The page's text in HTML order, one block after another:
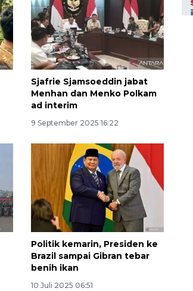
Sjafrie Sjamsoeddin jabat
Menhan dan Menko Polkam
ad interim
9 September 2025 16:22
Politik kemarin, Presiden ke
Brazil sampai Gibran tebar
benih ikan
10 Juli 2025 06:51